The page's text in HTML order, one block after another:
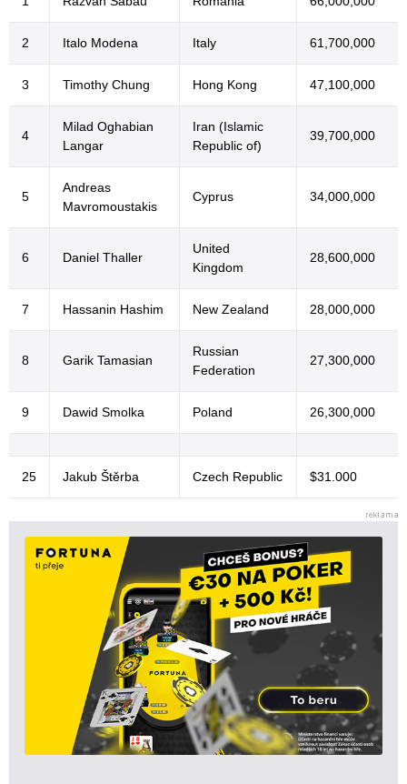
2 Italo Modena Italy 61,700,000
3 Timothy Chung Hong Kong 47,100,000
4
Milad Oghabian
Langar
Iran (Islamic
Republic of)
39,700,000
5
Andreas
Mavromoustakis
Cyprus 34,000,000
6 Daniel Thaller
United
Kingdom
28,600,000
7 Hassanin Hashim New Zealand 28,000,000
8 Garik Tamasian
Russian
Federation
27,300,000
9 Dawid Smolka Poland 26,300,000
25 Jakub Štěrba Czech Republic $31.000